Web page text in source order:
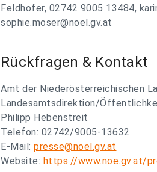
Feldhofer, 02742 9005 13484,
sophie.moser@noel.gv.at
Rückfragen & Kontakt
Amt der Niederösterreichischen
Landesamtsdirektion/
Philipp Hebenstreit
Telefon: 02742/9005-13632
E-Mail: presse@noel.gv.at
Website: https://www.noe.gv.at/